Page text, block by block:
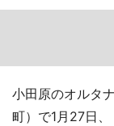
小田原のオルタ
町）で1月27日